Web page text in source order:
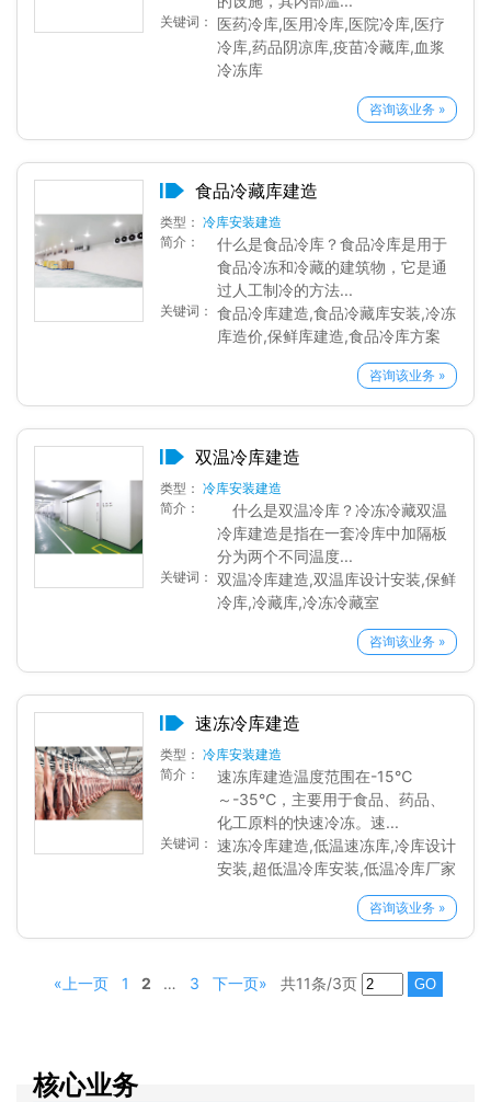
关键词：
医药冷库,医用冷库,医院冷库,医疗
冷库,药品阴凉库,疫苗冷藏库,血浆
冷冻库
咨询该业务 »
食品冷藏库建造
类型： 冷库安装建造
简介：
什么是食品冷库？食品冷库是用于
食品冷冻和冷藏的建筑物，它是通
过人工制冷的方法...
关键词： 食品冷库建造,食品冷藏库安装,冷冻
库造价,保鲜库建造,食品冷库方案
咨询该业务 »
双温冷库建造
类型： 冷库安装建造
简介：
什么是双温冷库？冷冻冷藏双温
冷库建造是指在一套冷库中加隔板
分为两个不同温度...
关键词： 双温冷库建造,双温库设计安装,保鲜
冷库,冷藏库,冷冻冷藏室
咨询该业务 »
速冻冷库建造
类型： 冷库安装建造
简介：
速冻库建造温度范围在-15℃
～-35℃，主要用于食品、药品、
化工原料的快速冷冻。速...
关键词： 速冻冷库建造,低温速冻库,冷库设计
安装,超低温冷库安装,低温冷库厂家
咨询该业务 »
«上一页 1 2 … 3 下一页» 共11条/3页
核心业务